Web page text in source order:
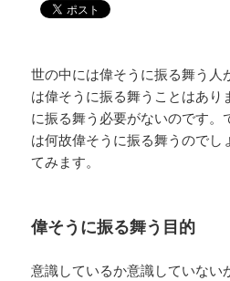
世の中には偉そうに振る舞う人
は偉そうに振る舞うことはあり
に振る舞う必要がないのです。
は何故偉そうに振る舞うのでし
てみます。
偉そうに振る舞う目的
意識しているか意識していない